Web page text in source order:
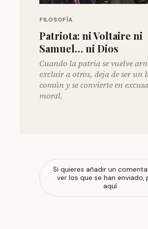
FILOSOFÍA
Patriota: ni Voltaire ni
Samuel… ni Dios
Cuando la patria se vuelve
excluir a otros, deja de ser un
común y se convierte en
moral.
Si quieres añadir un
ver los que se han enviado,
aquí